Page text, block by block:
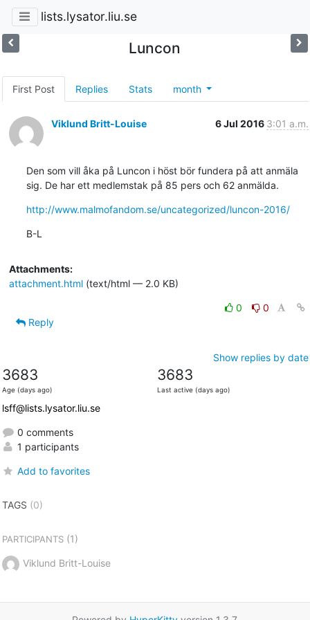
lists.lysator.liu.se
Luncon
First Post Replies Stats month
Viklund Britt-Louise 6 Jul 2016 3:01 a.m.
Den som vill åka på Luncon i höst bör fundera på att anmäla
sig. De har ett medlemstak på 85 pers och 62 anmälda.
http://www.malmofandom.se/uncategorized/luncon-2016/
B-L
Attachments:
attachment.html(text/html — 2.0 KB)
0
0
Reply
Show replies by date
3683
Age (days ago)
3683
Last active (days ago)
lsff@lists.lysator.liu.se
0 comments
1 participants
Add to favorites
TAGS (0)
PARTICIPANTS(1)
Viklund Britt-Louise